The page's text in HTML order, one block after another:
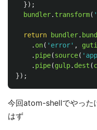
});
bundler. transform( '
return bundler.
. on( ' error' ,
. pipe(source( '
. pipe(gulp. dest (
});
今回atom-shellでやっ
はず